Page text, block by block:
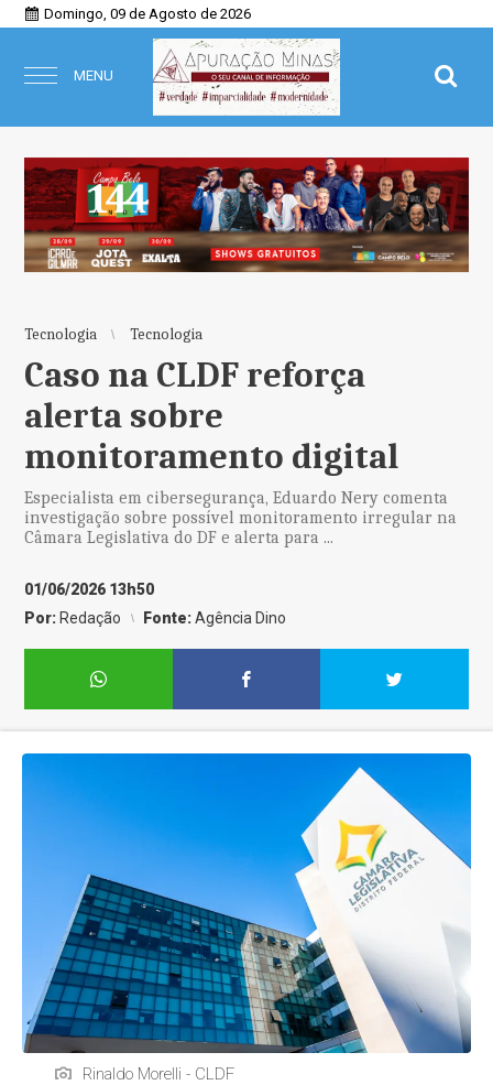
Domingo, 09 de Agosto de 2026
MENU
Tecnologia Tecnologia
Caso na CLDF reforça
alerta sobre
monitoramento digital
Especialista em cibersegurança, Eduardo Nery comenta
investigação sobre possível monitoramento irregular na
Câmara Legislativa do DF e alerta para ...
01/06/2026 13h50
Por: Redação Fonte:Agência Dino
Rinaldo Morelli - CLDF